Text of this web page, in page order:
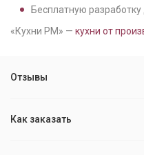
Бесплатную
«Кухни РМ» — кухни от
Отзывы
Как заказать